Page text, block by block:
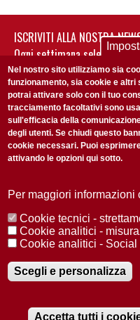
ISCRIVITI ALLA NOSTRA
Ogni settimana
non perderti gli
Accetto laPrivacy Policy
Redazione Copyright
© 2025 Università di Padova
Registrazione presso il
2012
Nel nostro sito utilizziamo sia
funzionamento, sia cookie e
potrai attivare solo con il tuo
tracciamento facoltativi sono
sull'efficacia della
degli utenti. Se chiudi questo
cookie necessari. Puoi
attivando le opzioni qui sotto.
Per maggiori informazioni
Cookie tecnici -
Cookie analitici -
Cookie analitici - Social
Scegli e personalizza
Accetta tutti i